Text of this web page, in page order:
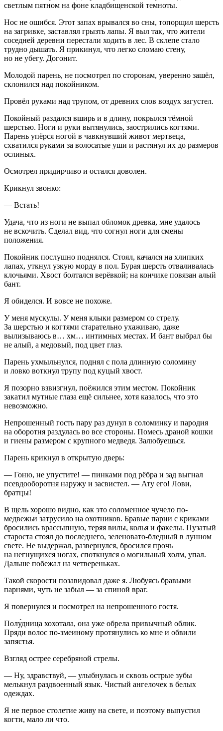
светлым пятном на фоне кладбищенской темноты.
Нос не ошибся. Этот запах врывался во сны, топорщил шерсть
на загривке, заставлял грызть лапы. Я выл так, что жители
соседней деревни перестали ходить в лес. В склепе стало
трудно дышать. Я прикинул, что легко сломаю стену,
но не убегу. Догонит.
Молодой парень, не посмотрел по сторонам, уверенно зашёл,
склонился над покойником.
Провёл руками над трупом, от древних слов воздух загустел.
Покойный раздался вширь и в длину, покрылся тёмной
шерстью. Ноги и руки вытянулись, заострились когтями.
Парень упёрся ногой в чавкнувший живот мертвеца,
схватился руками за волосатые уши и растянул их до размеров
ослиных.
Осмотрел придирчиво и остался доволен.
Крикнул звонко:
— Встать!
Удача, что из ноги не выпал обломок древка, мне удалось
не вскочить. Сделал вид, что согнул ноги для смены
положения.
Покойник послушно поднялся. Стоял, качался на хлипких
лапах, уткнул узкую морду в пол. Бурая шерсть отваливалась
клочьями. Хвост болтался верёвкой; на кончике повязан алый
бант.
Я обиделся. И вовсе не похоже.
У меня мускулы. У меня клыки размером со стрелу.
За шерстью и когтями старательно ухаживаю, даже
вылизываюсь в… хм… интимных местах. И бант выбрал бы
не алый, а медовый, под цвет глаз.
Парень ухмыльнулся, поднял с пола длинную соломину
и ловко воткнул трупу под куцый хвост.
Я позорно взвизгнул, поёжился этим местом. Покойник
закатил мутные глаза ещё сильнее, хотя казалось, что это
невозможно.
Непрошенный гость пару раз дунул в соломинку и пародия
на оборотня раздулась во все стороны. Помесь драной кошки
и гиены размером с крупного медведя. Залюбуешься.
Парень крикнул в открытую дверь:
— Гоню, не упустите! — пинками под рёбра и зад выгнал
псевдооборотня наружу и засвистел. — Ату его! Лови,
братцы!
В щель хорошо видно, как это соломенное чучело по-
медвежьи затрусило на охотников. Бравые парни с криками
бросились врассыпную, теряя вилы, колья и факелы. Пузатый
староста стоял до последнего, зеленовато-бледный в лунном
свете. Не выдержал, развернулся, бросился прочь
на негнущихся ногах, споткнулся о могильный холм, упал.
Дальше побежал на четвереньках.
Такой скорости позавидовал даже я. Любуясь бравыми
парнями, чуть не забыл — за спиной враг.
Я повернулся и посмотрел на непрошенного гостя.
Полу́дница хохотала, она уже обрела привычный облик.
Пряди волос по-змеиному протянулись ко мне и обвили
запястья.
Взгляд острее серебряной стрелы.
— Ну, здравствуй, — улыбнулась и сквозь острые зубы
мелькнул раздвоенный язык. Чистый ангелочек в белых
одеждах.
Я не первое столетие живу на свете, и поэтому выпустил
когти, мало ли что.